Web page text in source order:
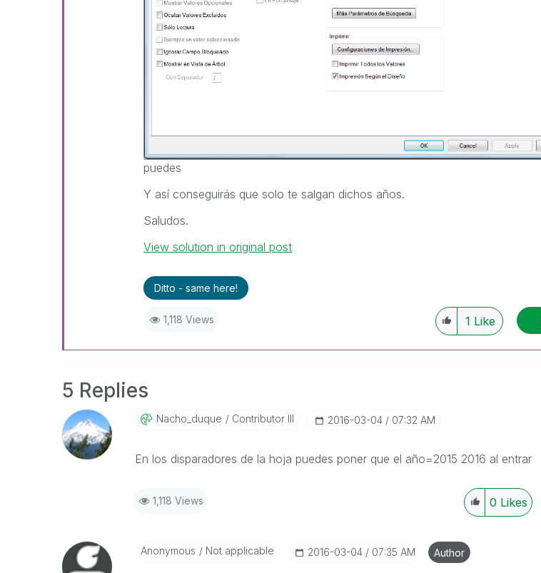
puedes
Y así conseguirás que solo te salgan dichos años.
Saludos.
View solution in original post
Ditto - same here!
1,118 Views 1 Like
5 Replies
Nacho_duque Contributor III ‎2016-03-04 07:32 AM
En los disparadores de la hoja puedes poner que el año=2015 2016 al entrar
1,118 Views 0 Likes
Anonymous Not applicable ‎2016-03-04 07:35 AM Author